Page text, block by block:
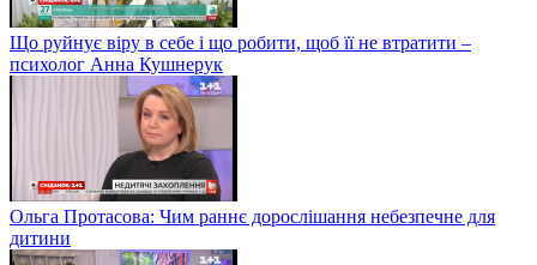
Що руйнує віру в себе і що робити, щоб її не втратити –
психолог Анна Кушнерук
Ольга Протасова: Чим раннє дорослішання небезпечне для
дитини